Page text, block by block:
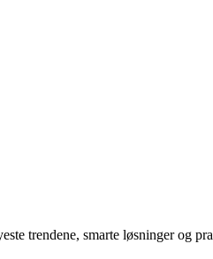
trendene, smarte løsninger og